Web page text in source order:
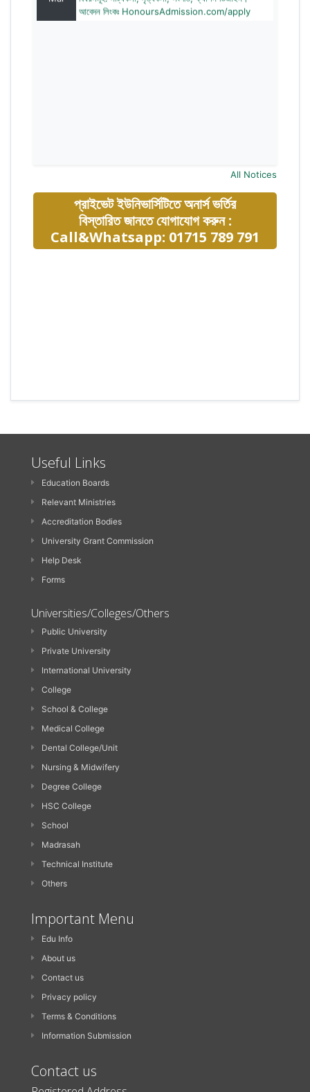
আবেদন লিংকঃ HonoursAdmission.com/apply
All Notices
প্রাইভেট ইউনিভার্সিটিতে অনার্স ভর্তির
বিস্তারিত জানতে যোগাযোগ করুন :
Call&Whatsapp: 01715 789 791
Useful Links
Education Boards
Relevant Ministries
Accreditation Bodies
University Grant Commission
Help Desk
Forms
Universities/Colleges/Others
Public University
Private University
International University
College
School & College
Medical College
Dental College/Unit
Nursing & Midwifery
Degree College
HSC College
School
Madrasah
Technical Institute
Others
Important Menu
Edu Info
About us
Contact us
Privacy policy
Terms & Conditions
Information Submission
Contact us